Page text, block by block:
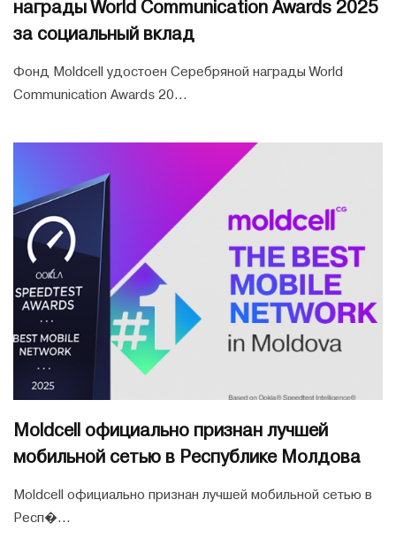
награды World Communication Awards 2025
за социальный вклад
Фонд Moldcell удостоен Серебряной награды World
Communication Awards 20...
Moldcell официально признан лучшей
мобильной сетью в Республике Молдова
Moldcell официально признан лучшей мобильной сетью в
Респ�...